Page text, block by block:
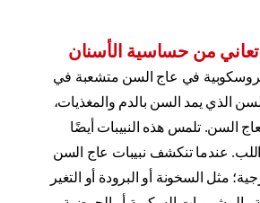
من حساسية الأسنان
في عاج السن متشعبة في
الذي يمد السن بالدم والمغذيات،
السن. تلمس هذه النبيبات أيضًا
اللب. عندما تنكشف نبيبات عاج السن
مثل السخونة أو البرودة أو التغير